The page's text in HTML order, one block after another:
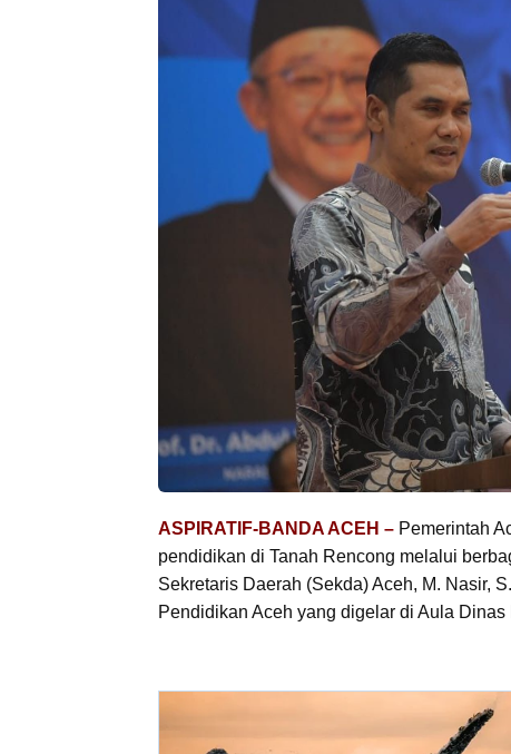
ASPIRATIF-BANDA ACEH – Pemerintah
pendidikan di Tanah Rencong melalui
Sekretaris Daerah (Sekda) Aceh, M. Nasir,
Pendidikan Aceh yang digelar di Aula